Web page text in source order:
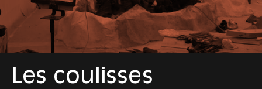
Les coulisses